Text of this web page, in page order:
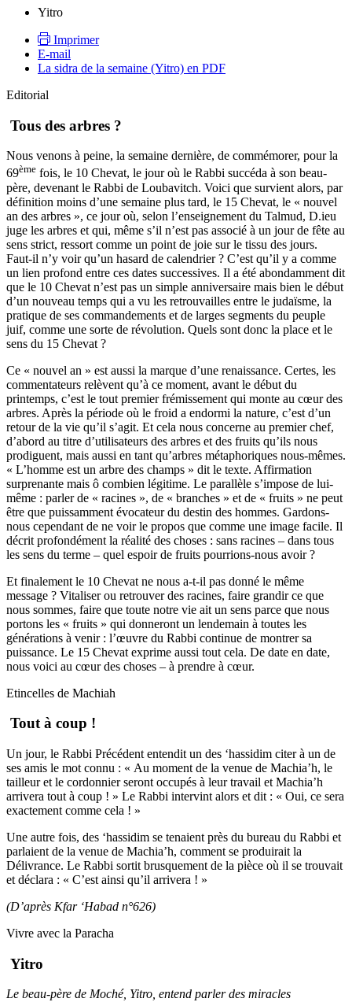
Yitro
Imprimer
E-mail
La sidra de la semaine (Yitro) en PDF
Editorial
Tous des arbres ?
Nous venons à peine, la semaine dernière, de commémorer, pour la
69ème fois, le 10 Chevat, le jour où le Rabbi succéda à son beau-
père, devenant le Rabbi de Loubavitch. Voici que survient alors, par
définition moins d’une semaine plus tard, le 15 Chevat, le « nouvel
an des arbres », ce jour où, selon l’enseignement du Talmud, D.ieu
juge les arbres et qui, même s’il n’est pas associé à un jour de fête au
sens strict, ressort comme un point de joie sur le tissu des jours.
Faut-il n’y voir qu’un hasard de calendrier ? C’est qu’il y a comme
un lien profond entre ces dates successives. Il a été abondamment dit
que le 10 Chevat n’est pas un simple anniversaire mais bien le début
d’un nouveau temps qui a vu les retrouvailles entre le judaïsme, la
pratique de ses commandements et de larges segments du peuple
juif, comme une sorte de révolution. Quels sont donc la place et le
sens du 15 Chevat ?
Ce « nouvel an » est aussi la marque d’une renaissance. Certes, les
commentateurs relèvent qu’à ce moment, avant le début du
printemps, c’est le tout premier frémissement qui monte au cœur des
arbres. Après la période où le froid a endormi la nature, c’est d’un
retour de la vie qu’il s’agit. Et cela nous concerne au premier chef,
d’abord au titre d’utilisateurs des arbres et des fruits qu’ils nous
prodiguent, mais aussi en tant qu’arbres métaphoriques nous-mêmes.
« L’homme est un arbre des champs » dit le texte. Affirmation
surprenante mais ô combien légitime. Le parallèle s’impose de lui-
même : parler de « racines », de « branches » et de « fruits » ne peut
être que puissamment évocateur du destin des hommes. Gardons-
nous cependant de ne voir le propos que comme une image facile. Il
décrit profondément la réalité des choses : sans racines – dans tous
les sens du terme – quel espoir de fruits pourrions-nous avoir ?
Et finalement le 10 Chevat ne nous a-t-il pas donné le même
message ? Vitaliser ou retrouver des racines, faire grandir ce que
nous sommes, faire que toute notre vie ait un sens parce que nous
portons les « fruits » qui donneront un lendemain à toutes les
générations à venir : l’œuvre du Rabbi continue de montrer sa
puissance. Le 15 Chevat exprime aussi tout cela. De date en date,
nous voici au cœur des choses – à prendre à cœur.
Etincelles de Machiah
Tout à coup !
Un jour, le Rabbi Précédent entendit un des ‘hassidim citer à un de
ses amis le mot connu : « Au moment de la venue de Machia’h, le
tailleur et le cordonnier seront occupés à leur travail et Machia’h
arrivera tout à coup ! » Le Rabbi intervint alors et dit : « Oui, ce sera
exactement comme cela ! »
Une autre fois, des ‘hassidim se tenaient près du bureau du Rabbi et
parlaient de la venue de Machia’h, comment se produirait la
Délivrance. Le Rabbi sortit brusquement de la pièce où il se trouvait
et déclara : « C’est ainsi qu’il arrivera ! »
(D’après Kfar ‘Habad n°626)
Vivre avec la Paracha
Yitro
Le beau-père de Moché, Yitro, entend parler des miracles